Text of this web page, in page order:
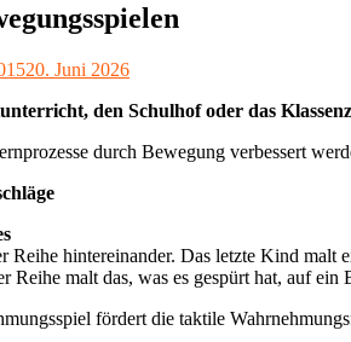
20. Juni 2026
den Schulhof oder das
durch Bewegung verbessert
Reihe hintereinander. Das letzte Kind malt
Reihe malt das, was es gespürt hat, auf
fördert die taktile